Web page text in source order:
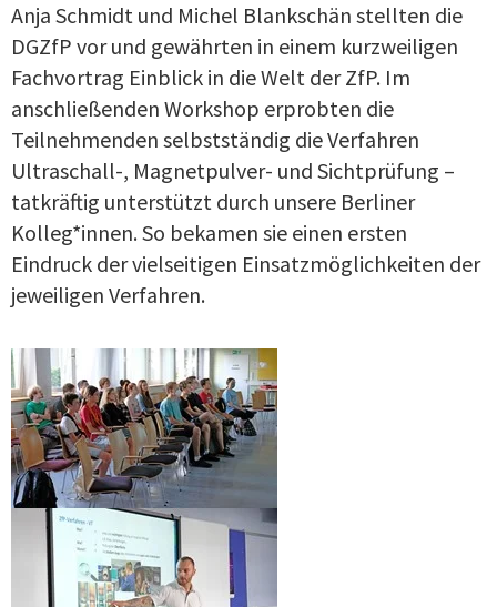
Anja Schmidt und Michel Blankschän stellten die
DGZfP vor und gewährten in einem kurzweiligen
Fachvortrag Einblick in die Welt der ZfP. Im
anschließenden Workshop erprobten die
Teilnehmenden selbstständig die Verfahren
Ultraschall-, Magnetpulver- und Sichtprüfung –
tatkräftig unterstützt durch unsere Berliner
Kolleg*innen. So bekamen sie einen ersten
Eindruck der vielseitigen Einsatzmöglichkeiten der
jeweiligen Verfahren.